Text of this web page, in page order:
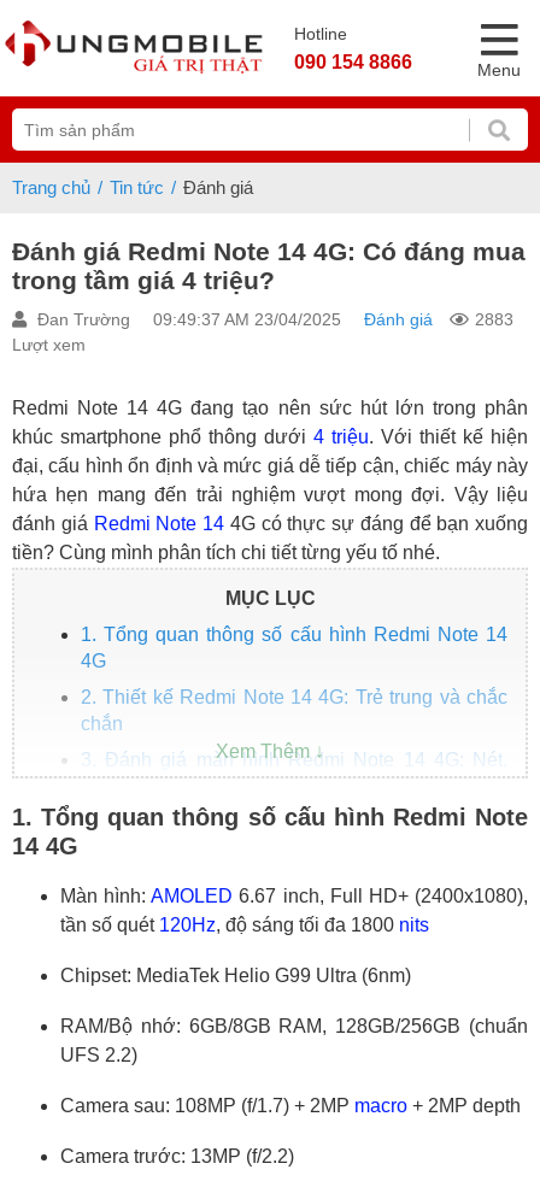
Hotline
090 154 8866 Menu
Trang chủ Tin tức Đánh giá
Đánh giá Redmi Note 14 4G: Có đáng mua
trong tầm giá 4 triệu?
Đan Trường 09:49:37 AM 23/04/2025 Đánh giá
2883
Lượt xem
Redmi Note 14 4G đang tạo nên sức hút lớn trong phân
khúc smartphone phổ thông dưới 4 triệu. Với thiết kế hiện
đại, cấu hình ổn định và mức giá dễ tiếp cận, chiếc máy này
hứa hẹn mang đến trải nghiệm vượt mong đợi. Vậy liệu
đánh giá Redmi Note 14 4G có thực sự đáng để bạn xuống
tiền? Cùng mình phân tích chi tiết từng yếu tố nhé.
MỤC LỤC
1. Tổng quan thông số cấu hình Redmi Note 14
4G
2. Thiết kế Redmi Note 14 4G: Trẻ trung và chắc
chắn
3. Đánh giá màn hình Redmi Note 14 4G: Nét,
4. Đánh giá pin Redmi Note 14 4G: Pin khỏe –
5. Đánh giá cấu hình Redmi Note 14 4G: Mượt
trong tầm giá
kiện đủ sáng
8. Tổng kết đánh giá Redmi Note 14 4G: Đáng
9. Vì sao nên mua Redmi Note 14 4G tại
1. Tổng quan thông số cấu hình Redmi Note
14 4G
Màn hình:AMOLED 6.67 inch, Full HD+ (2400x1080),
tần số quét 120Hz, độ sáng tối đa 1800 nits
Chipset: MediaTek Helio G99 Ultra (6nm)
RAM/Bộ nhớ: 6GB/8GB RAM, 128GB/256GB (chuẩn
UFS 2.2)
Camera sau: 108MP (f/1.7) + 2MP macro + 2MP depth
Camera trước: 13MP (f/2.2)